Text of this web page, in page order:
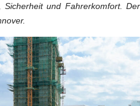
und Fahrerkomfort. Der